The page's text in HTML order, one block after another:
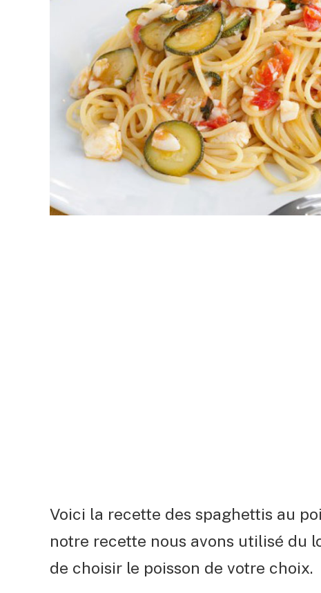
Voici la recette des spaghettis au
notre recette nous avons utilisé du
de choisir le poisson de votre choix.